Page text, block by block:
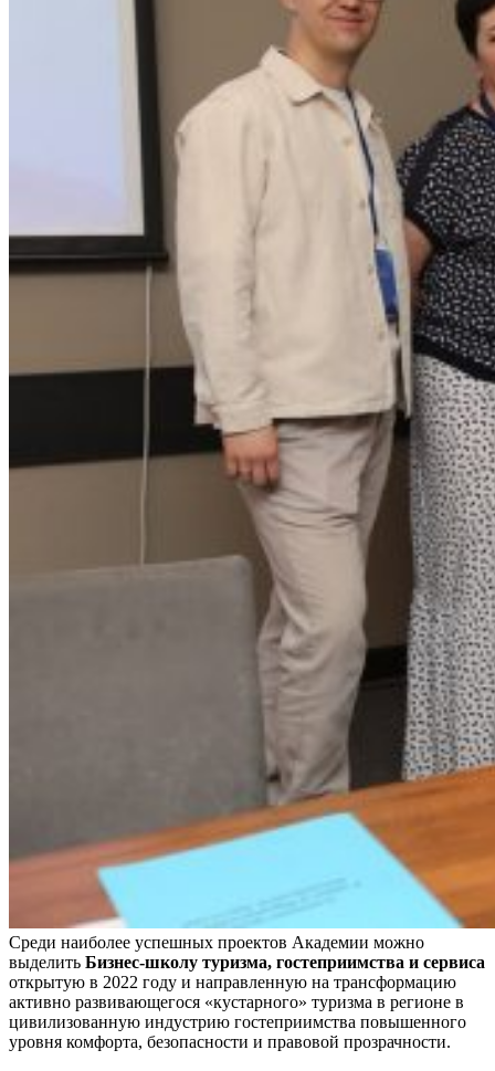
Среди наиболее успешных проектов Академии можно
выделить Бизнес-школу туризма, гостеприимства и сервиса
открытую в 2022 году и направленную на трансформацию
активно развивающегося «кустарного» туризма в регионе в
цивилизованную индустрию гостеприимства повышенного
уровня комфорта, безопасности и правовой прозрачности.